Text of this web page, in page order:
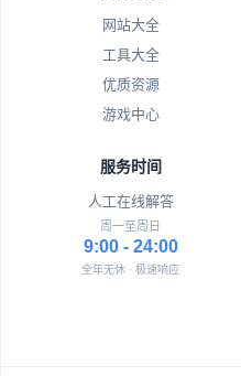
网站大全
工具大全
优质资源
游戏中心
服务时间
人工在线解答
周一至周日
9:00 - 24:00
全年无休 · 极速响应